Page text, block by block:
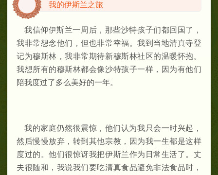
我的伊斯兰之旅
我信仰伊斯兰一周后，那些沙特孩子们都回国了，
我非常想念他们，但也非常幸福。我到当地清真寺登
记为穆斯林，我非常期待新穆斯林社区的温暖怀抱。
我想所有的穆斯林都会像沙特孩子一样，因为有他们
陪我度过了多么美好的一年。
我的家庭仍然很震惊，他们认为我只会一时兴起，
然后慢慢放弃，转到其他宗教，因为我一生都是这样
度过的。他们很惊讶我把伊斯兰作为日常生活了。丈
夫很随和，我说我们要吃清真食品避免非法食品时，